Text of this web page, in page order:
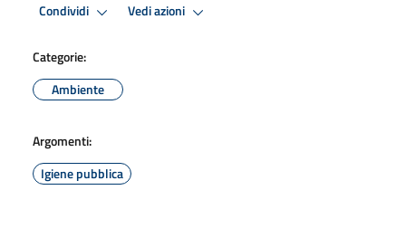
Condividi Vedi azioni
Categorie:
Ambiente
Argomenti:
Igiene pubblica